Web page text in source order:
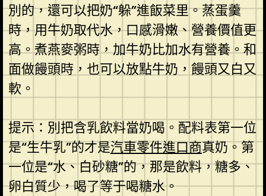
別的，還可以把奶“躲”進飯菜里。蒸蛋羹
時，用牛奶取代水，口感滑嫩、營養價值更
高。煮燕麥粥時，加牛奶比加水有營養。和
面做饅頭時，也可以放點牛奶，饅頭又白又
軟。
提示：別把含乳飲料當奶喝。配料表第一位
是“生牛乳”的才是汽車零件進口商真奶。第
一位是“水、白砂糖”的，那是飲料，糖多、
卵白質少，喝了等于喝糖水。